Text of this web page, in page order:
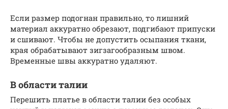
Если размер подогнан правильно, то лишний
материал аккуратно обрезают, подгибают припуски
и сшивают. Чтобы не допустить осыпания ткани,
края обрабатывают зигзагообразным швом.
Временные швы аккуратно удаляют.
В области талии
Перешить платье в области талии без особых